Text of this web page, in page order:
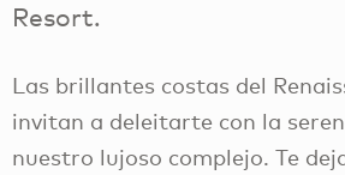
Resort.
Las brillantes costas del
invitan a deleitarte con la
nuestro lujoso complejo. Te